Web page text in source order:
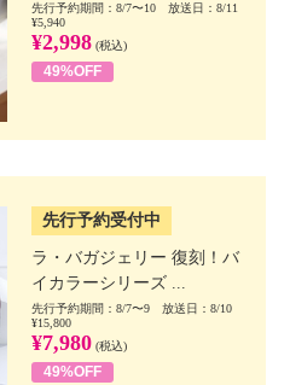
先行予約期間：8/7〜10 放送日：8/11
¥5,940
¥2,998 (税込)
49%OFF
先行予約受付中
ラ・バガジェリー 復刻！バ
イカラーシリーズ ...
先行予約期間：8/7〜9 放送日：8/10
¥15,800
¥7,980 (税込)
49%OFF